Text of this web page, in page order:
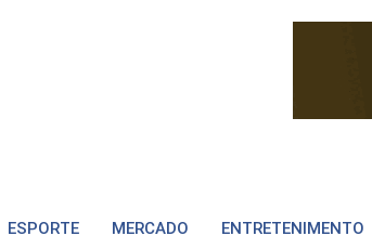
ESPORTE MERCADO ENTRETENIMENTO